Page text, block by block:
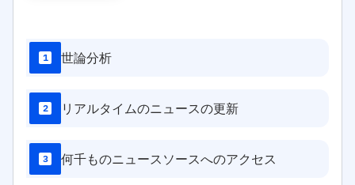
1 世論分析
2 リアルタイムのニュースの更新
3 何千ものニュースソースへのアクセス